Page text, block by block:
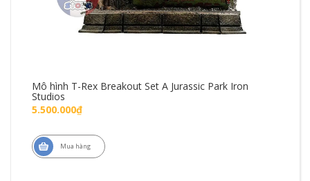
Mô hình T-Rex Breakout Set A Jurassic Park Iron
Studios
5.500.000₫
Mua hàng